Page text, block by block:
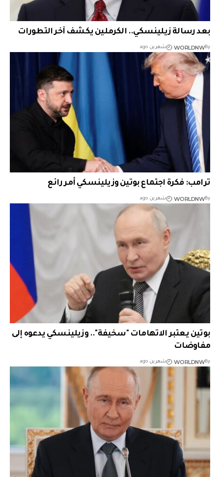
بعد رسالة زيلينسكي.. الكرملين يكشف آخر التطورات
By
WORLDNW شهرين ago
ترامب: فكرة اجتماع بوتين وزيلينسكي أمر رائع
By
WORLDNW شهرين ago
بوتين يعتبر الاتهامات "سخيفة".. وزيلينسكي يدعوه إلى
مفاوضات
By
WORLDNW شهرين ago